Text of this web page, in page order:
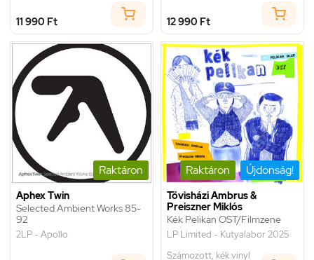
11 990 Ft 12 990 Ft
Raktáron
Aphex Twin
Selected Ambient Works 85-
92
2LP - Apollo
Raktáron Újdonság!
Tövisházi Ambrus &
Preiszner Miklós
Kék Pelikan OST/Filmzene
LP Limited - Kutyalabor 2025
Számozott, kék vinyl